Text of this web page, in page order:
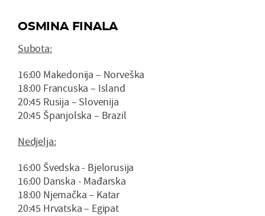
OSMINA FINALA
Subota:
16:00 Makedonija – Norveška
18:00 Francuska – Island
20:45 Rusija – Slovenija
20:45 Španjolska – Brazil
Nedjelja:
16:00 Švedska - Bjelorusija
16:00 Danska - Mađarska
18:00 Njemačka – Katar
20:45 Hrvatska – Egipat